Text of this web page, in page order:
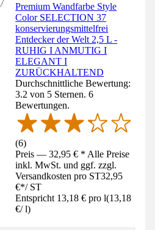
Premium Wandfarbe Style
Color SELECTION 37
konservierungsmittelfrei
Entdecker der Welt 2,5 L -
RUHIG I ANMUTIG I
ELEGANT I
ZURÜCKHALTEND
Durchschnittliche Bewertung:
3.2 von 5 Sternen. 6
Bewertungen.
(6)
Preis — 32,95 € * Alle Preise
inkl. MwSt. und ggf. zzgl.
Versandkosten pro ST32,95
€*/ ST
Entspricht 13,18 € pro l(13,18
€/ l)